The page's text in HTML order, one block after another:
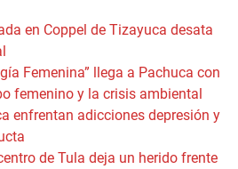
en Coppel de Tizayuca desata
Femenina” llega a Pachuca con
femenino y la crisis ambiental
enfrentan adicciones depresión y
de Tula deja un herido frente